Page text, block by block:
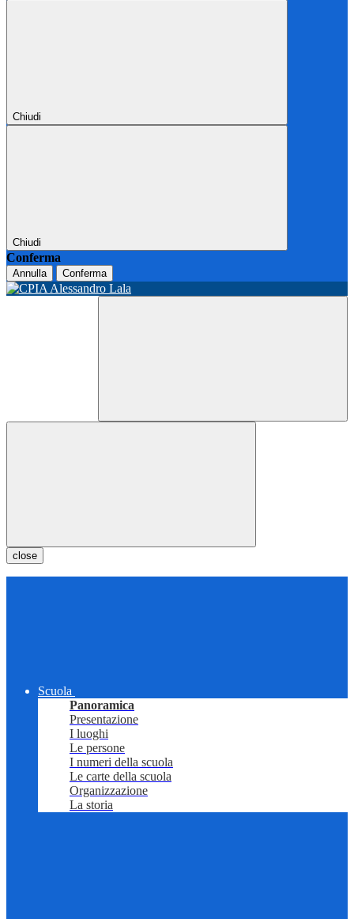
Chiudi
Chiudi
Conferma
Annulla Conferma
close
Scuola
Panoramica
Presentazione
I luoghi
Le persone
I numeri della scuola
Le carte della scuola
Organizzazione
La storia